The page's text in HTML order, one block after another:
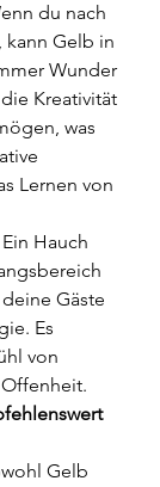
du nach
kann Gelb in
Wunder
Kreativität
was
Lernen von
Ein Hauch
Gäste
Es
von
Gelb